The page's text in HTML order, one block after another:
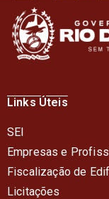
Links Úteis
SEI
Empresas e
Fiscalização de
Licitações